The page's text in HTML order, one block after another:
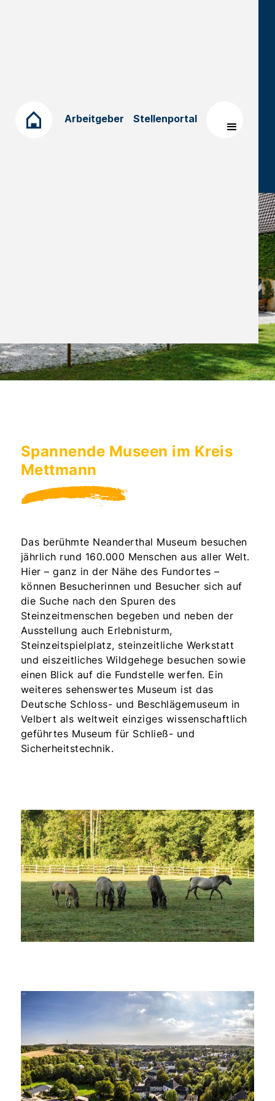
Arbeitgeber Stellenportal
Jahr, denkmalgeschützte Gebäude und
historische Orte sowie besondere Genüsse der
Spannende Museen im Kreis
Mettmann
Das berühmte Neanderthal Museum besuchen
jährlich rund 160.000 Menschen aus aller Welt.
Hier – ganz in der Nähe des Fundortes –
können Besucherinnen und Besucher sich auf
die Suche nach den Spuren des
Steinzeitmenschen begeben und neben der
Ausstellung auch Erlebnisturm,
Steinzeitspielplatz, steinzeitliche Werkstatt
und eiszeitliches Wildgehege besuchen sowie
einen Blick auf die Fundstelle werfen. Ein
weiteres sehenswertes Museum ist das
Deutsche Schloss- und Beschlägemuseum in
Velbert als weltweit einziges wissenschaftlich
geführtes Museum für Schließ- und
Sicherheitstechnik.